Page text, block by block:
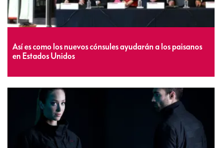
Así es como los nuevos cónsules ayudarán a los paisanos
en Estados Unidos